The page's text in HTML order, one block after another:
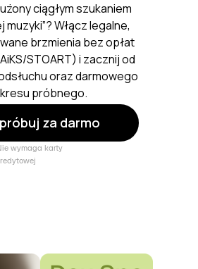
ciągłym szukaniem
muzyki”? Włącz legalne,
brzmienia bez opłat
STOART) i zacznij od
oraz darmowego
próbnego.
za darmo
wymaga karty